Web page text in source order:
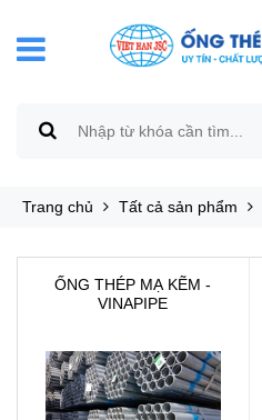
Trang chủ Tất cả sản phẩm
ỐNG THÉP MẠ KẼM -
VINAPIPE